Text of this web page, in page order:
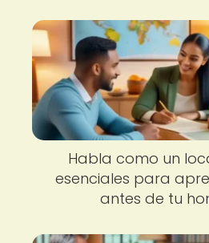
Habla como un
esenciales para
antes de tu